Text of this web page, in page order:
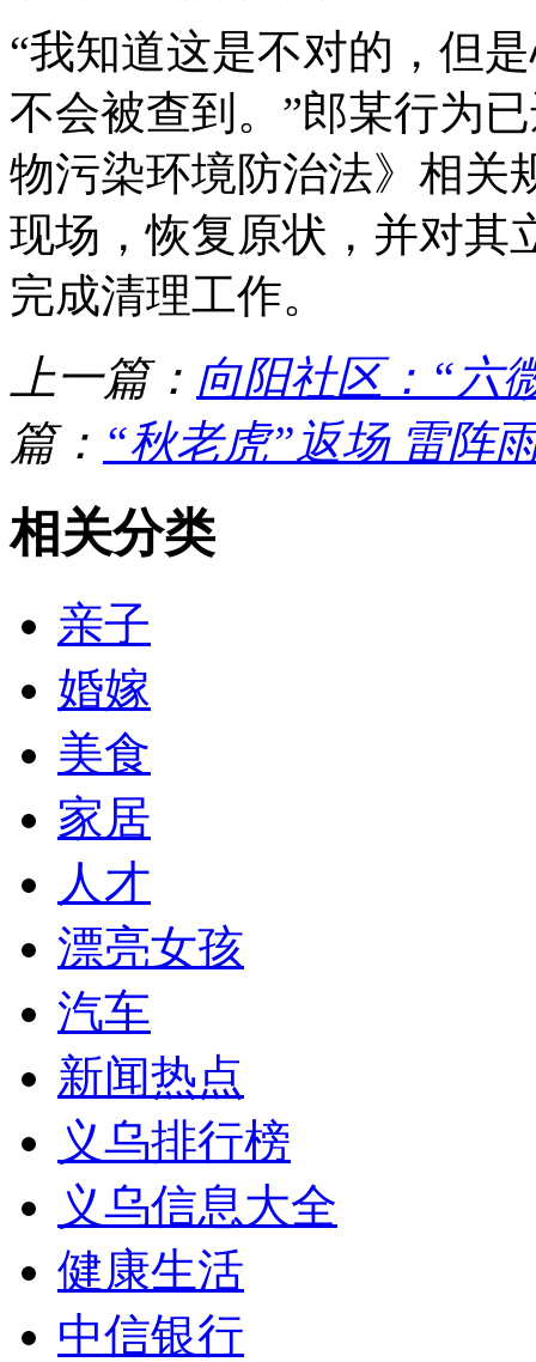
“我知道这是不对的，但
不会被查到。”郎某行为
物污染环境防治法》相关
现场，恢复原状，并对其
完成清理工作。
上一篇： 向阳社区：“六
篇： “秋老虎”返场 雷阵
相关分类
亲子
婚嫁
美食
家居
人才
漂亮女孩
汽车
新闻热点
义乌排行榜
义乌信息大全
健康生活
中信银行